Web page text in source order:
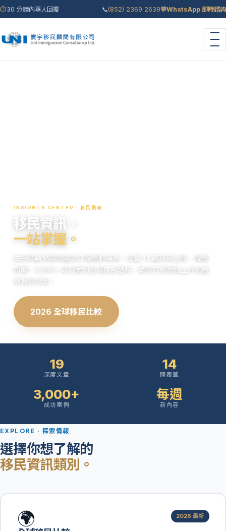
⏱30 分鐘內專人回覆 📞(852) 2369 2639💬WhatsApp 即時諮詢
INSIGHTS CENTER · 移民情報
移民資訊，
一站掌握。
由持牌顧問與英國認可稅務師撰寫。涵蓋 14 國移民比較、稅務
新聞、3,000+ 成功案例及深度部落格，助你在移民路上作出最
明智的決定。
2026 全球移民比較
19
深度文章
14
國覆蓋
3,000+
成功案例
每週
新內容
EXPLORE · 探索情報
選擇你想了解的
移民資訊類別。
🌍 2026 最新